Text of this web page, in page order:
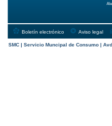
Boletín electrónico Aviso legal
SMC | Servicio Muncipal de Consumo |